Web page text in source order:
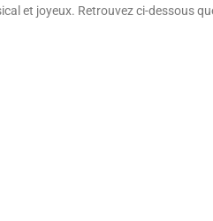
et joyeux. Retrouvez ci-dessous